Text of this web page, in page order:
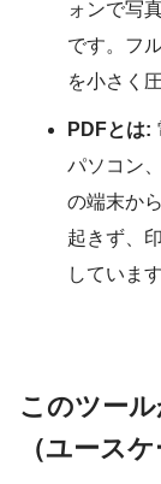
ォンで写
です。フ
を小さく
PDFとは:
パソコン
の端末か
起きず、
しています
このツー
（ユースケ